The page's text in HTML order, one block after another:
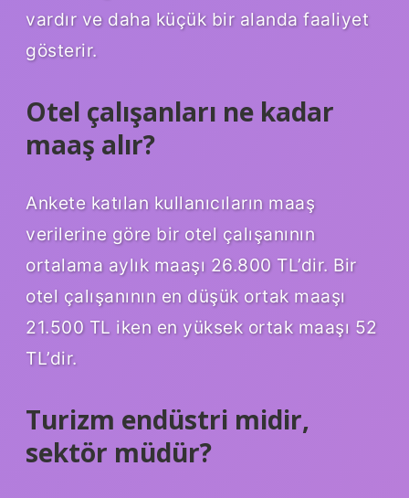
vardır ve daha küçük bir alanda faaliyet
gösterir.
Otel çalışanları ne kadar
maaş alır?
Ankete katılan kullanıcıların maaş
verilerine göre bir otel çalışanının
ortalama aylık maaşı 26.800 TL’dir. Bir
otel çalışanının en düşük ortak maaşı
21.500 TL iken en yüksek ortak maaşı 52
TL’dir.
Turizm endüstri midir,
sektör müdür?